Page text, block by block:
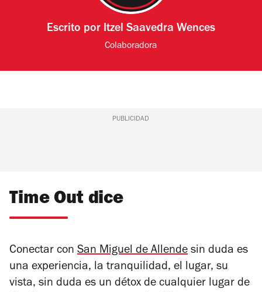
Escrito por Itzel Saavedra Wences
Colaboradora
PUBLICIDAD
Time Out dice
Conectar con San Miguel de Allende sin duda es
una experiencia, la tranquilidad, el lugar, su
vista, sin duda es un détox de cualquier lugar de